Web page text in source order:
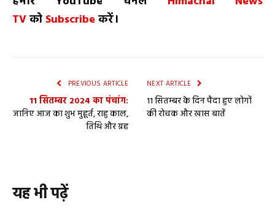
TVको Subscribe करें।
PREVIOUS ARTICLE
11 सितम्बर 2024 का पंचांग:
जानिए आज का शुभ मुहूर्त, राहु काल,
तिथि और ग्रह
NEXT ARTICLE
11 सितम्बर के दिन पैदा हुए लोगों
की रोचक और खास बातें
यह भी पढ़ें